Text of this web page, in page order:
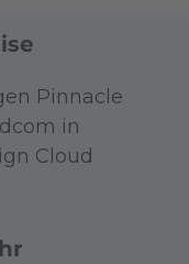
Pinnacle
in
Cloud